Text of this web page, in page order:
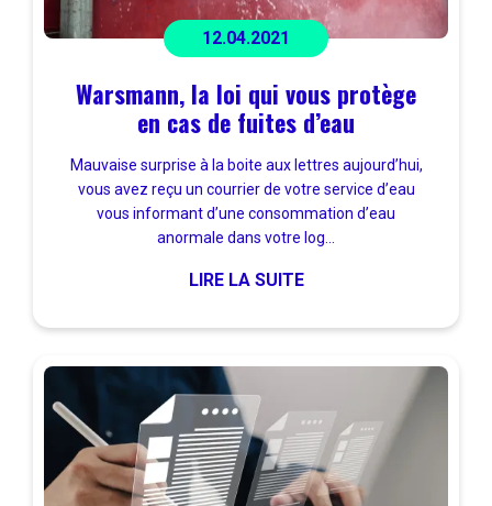
12.04.2021
Warsmann, la loi qui vous protège
en cas de fuites d’eau
Mauvaise surprise à la boite aux lettres aujourd’hui,
vous avez reçu un courrier de votre service d’eau
vous informant d’une consommation d’eau
anormale dans votre log...
LIRE LA SUITE